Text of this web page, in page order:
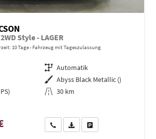
Style - LAGER
10 Tage Fahrzeug mit Tageszulassung
Getriebe Automatik
Außenfarbe Abyss Black Metallic ()
Kilometerstand 30 km
Wir rufen Sie anPDF-Datei, Fahrzeugexposé